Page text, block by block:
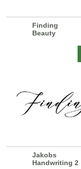
Finding
Beauty
Jakobs
Handwriting 2